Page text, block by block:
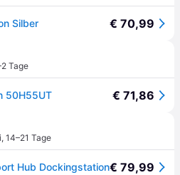
Silber € 70,99
Tage
50H55UT € 71,86
, 14–21 Tage
Hub Dockingstation€ 79,99